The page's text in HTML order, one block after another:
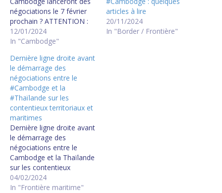
négociations le 7 février
prochain ? ATTENTION :
LE CAMBODGE ET LA
THAILANDE N'ONT PAS
PRIORITES : IL EST
URGENT DE NE PAS
SUIVRE LA ROUTE
TRACEE PAR LA
THAILANDE. HUN Manet
doit expliquer clairement…
12/01/2024
In "Cambodge"
articles à lire
20/11/2024
In "Border / Frontière"
Dernière ligne droite avant
le démarrage des
négociations entre le
#Cambodge et la
#Thaïlande sur les
contentieux territoriaux et
maritimes
Dernière ligne droite avant
le démarrage des
négociations entre le
Cambodge et la Thaïlande
sur les contentieux
territoriaux et maritimes
HUN Manet va se rendre à
04/02/2024
In "Frontière maritime"